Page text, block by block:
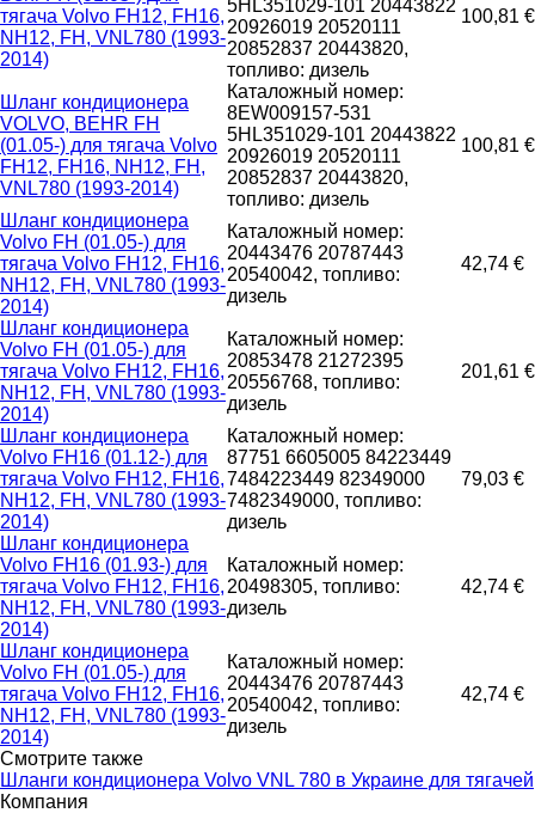
тягача Volvo FH12, FH16,
NH12, FH, VNL780 (1993-
2014)
5HL351029-101 20443822
20926019 20520111
20852837 20443820,
топливо: дизель
100,81 €
Шланг кондиционера
VOLVO, BEHR FH
(01.05-) для тягача Volvo
FH12, FH16, NH12, FH,
VNL780 (1993-2014)
Каталожный номер:
8EW009157-531
5HL351029-101 20443822
20926019 20520111
20852837 20443820,
топливо: дизель
100,81 €
Шланг кондиционера
Volvo FH (01.05-) для
тягача Volvo FH12, FH16,
NH12, FH, VNL780 (1993-
2014)
Каталожный номер:
20443476 20787443
20540042, топливо:
дизель
42,74 €
Шланг кондиционера
Volvo FH (01.05-) для
тягача Volvo FH12, FH16,
NH12, FH, VNL780 (1993-
2014)
Каталожный номер:
20853478 21272395
20556768, топливо:
дизель
201,61 €
Шланг кондиционера
Volvo FH16 (01.12-) для
тягача Volvo FH12, FH16,
NH12, FH, VNL780 (1993-
2014)
Каталожный номер:
87751 6605005 84223449
7484223449 82349000
7482349000, топливо:
дизель
79,03 €
Шланг кондиционера
Volvo FH16 (01.93-) для
тягача Volvo FH12, FH16,
NH12, FH, VNL780 (1993-
2014)
Каталожный номер:
20498305, топливо:
дизель
42,74 €
Шланг кондиционера
Volvo FH (01.05-) для
тягача Volvo FH12, FH16,
NH12, FH, VNL780 (1993-
2014)
Каталожный номер:
20443476 20787443
20540042, топливо:
дизель
42,74 €
Смотрите также
Шланги кондиционера Volvo VNL 780 в Украине для тягачей
Компания